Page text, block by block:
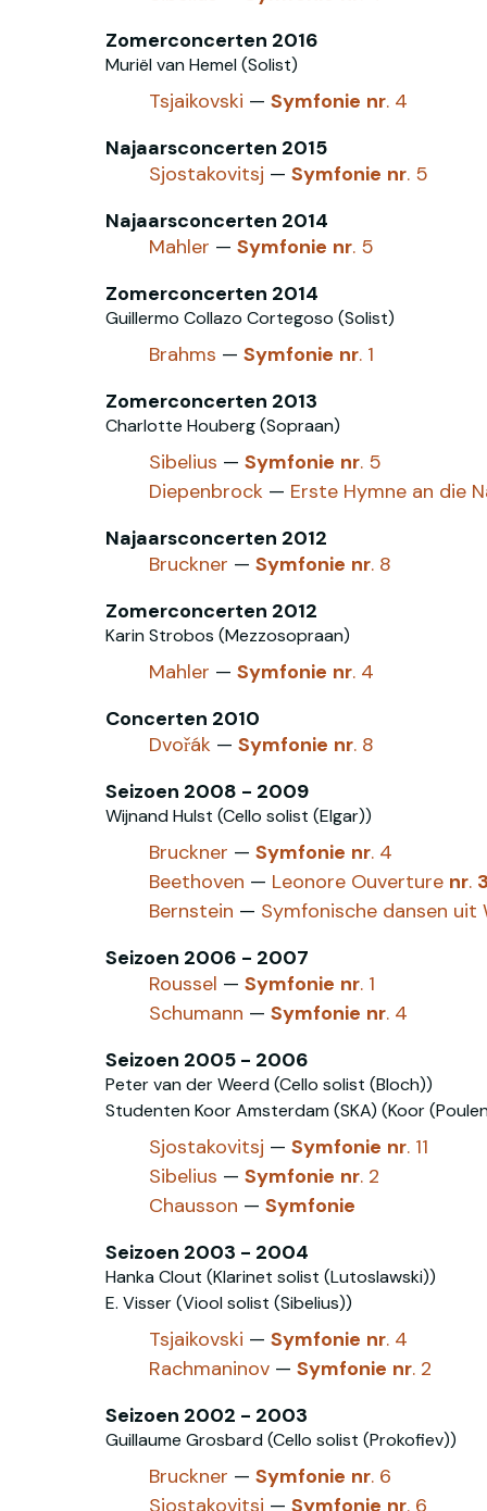
Zomerconcerten 2016
Muriël van Hemel (Solist)
Tsjaikovski — Symfonie nr. 4
Najaarsconcerten 2015
Sjostakovitsj — Symfonie nr. 5
Najaarsconcerten 2014
Mahler — Symfonie nr. 5
Zomerconcerten 2014
Guillermo Collazo Cortegoso (Solist)
Brahms — Symfonie nr. 1
Zomerconcerten 2013
Charlotte Houberg (Sopraan)
Sibelius — Symfonie nr. 5
Diepenbrock — Erste Hymne an die
Najaarsconcerten 2012
Bruckner — Symfonie nr. 8
Zomerconcerten 2012
Karin Strobos (Mezzosopraan)
Mahler — Symfonie nr. 4
Concerten 2010
Dvořák — Symfonie nr. 8
Seizoen 2008 - 2009
Wijnand Hulst (Cello solist (Elgar))
Bruckner — Symfonie nr. 4
Beethoven — Leonore Ouverture nr.
Bernstein — Symfonische dansen uit
Seizoen 2006 - 2007
Roussel — Symfonie nr. 1
Schumann — Symfonie nr. 4
Seizoen 2005 - 2006
Peter van der Weerd (Cello solist (Bloch))
Studenten Koor Amsterdam (SKA) (Koor
Sjostakovitsj — Symfonie nr. 11
Sibelius — Symfonie nr. 2
Chausson — Symfonie
Seizoen 2003 - 2004
Hanka Clout (Klarinet solist (Lutoslawski))
E. Visser (Viool solist (Sibelius))
Tsjaikovski — Symfonie nr. 4
Rachmaninov‎ — Symfonie nr. 2
Seizoen 2002 - 2003
Guillaume Grosbard (Cello solist (Prokofiev))
Bruckner — Symfonie nr. 6
Sjostakovitsj — Symfonie nr. 6